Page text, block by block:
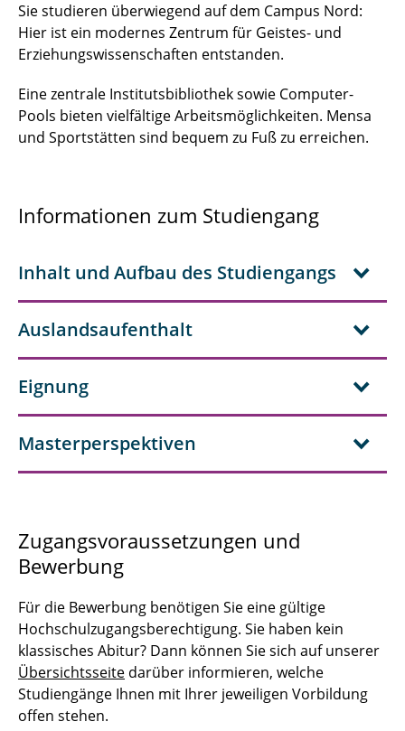
Sie studieren überwiegend auf dem Campus Nord:
Hier ist ein modernes Zentrum für Geistes- und
Erziehungswissenschaften entstanden.
Eine zentrale Institutsbibliothek sowie Computer-
Pools bieten vielfältige Arbeitsmöglichkeiten. Mensa
und Sportstätten sind bequem zu Fuß zu erreichen.
Informationen zum Studiengang
Inhalt und Aufbau des Studiengangs
Auslandsaufenthalt
Eignung
Masterperspektiven
Zugangsvoraussetzungen und
Bewerbung
Für die Bewerbung benötigen Sie eine gültige
Hochschulzugangsberechtigung. Sie haben kein
klassisches Abitur? Dann können Sie sich auf unserer
Übersichtsseite darüber informieren, welche
Studiengänge Ihnen mit Ihrer jeweiligen Vorbildung
offen stehen.